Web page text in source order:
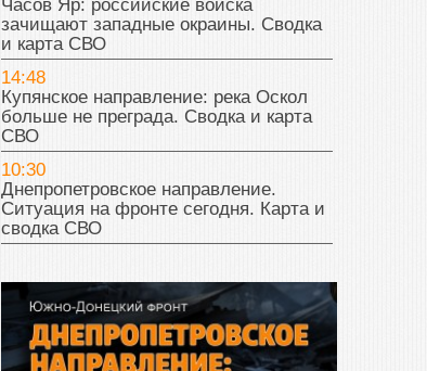
Часов Яр: российские войска
зачищают западные окраины. Сводка
и карта СВО
14:48
Купянское направление: река Оскол
больше не преграда. Сводка и карта
СВО
10:30
Днепропетровское направление.
Ситуация на фронте сегодня. Карта и
сводка СВО